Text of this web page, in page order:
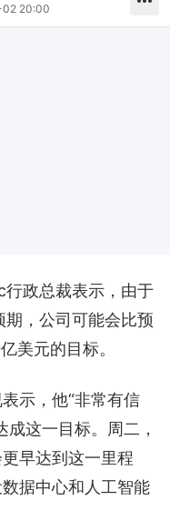
20:00
政总裁表示，由于
期，公司可能会比预
美元的目标。
示，他“非常有信
这一目标。周二，
早达到这一里程
据中心和人工智能